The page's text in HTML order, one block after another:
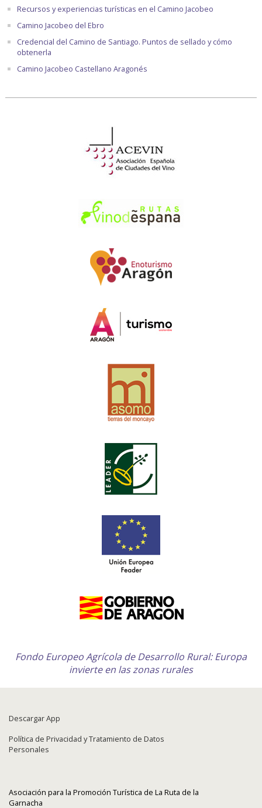
Recursos y experiencias turísticas en el Camino Jacobeo
Camino Jacobeo del Ebro
Credencial del Camino de Santiago. Puntos de sellado y cómo
obtenerla
Camino Jacobeo Castellano Aragonés
Fondo Europeo Agrícola de Desarrollo Rural: Europa
invierte en las zonas rurales
Descargar App
Política de Privacidad y Tratamiento de Datos
Personales
Asociación para la Promoción Turística de La Ruta de la
Garnacha